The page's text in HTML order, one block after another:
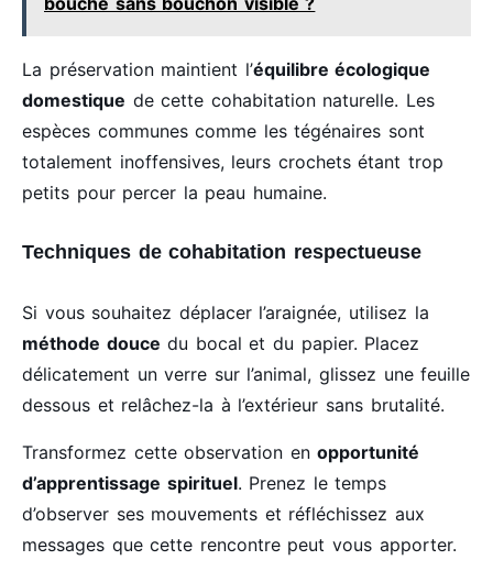
La préservation maintient l’équilibre écologique
domestique de cette cohabitation naturelle. Les
espèces communes comme les tégénaires sont
totalement inoffensives, leurs crochets étant trop
petits pour percer la peau humaine.
Techniques de cohabitation respectueuse
Si vous souhaitez déplacer l’araignée, utilisez la
méthode douce du bocal et du papier. Placez
délicatement un verre sur l’animal, glissez une feuille
dessous et relâchez-la à l’extérieur sans brutalité.
Transformez cette observation enopportunité
d’apprentissage spirituel. Prenez le temps
d’observer ses mouvements et réfléchissez aux
messages que cette rencontre peut vous apporter.